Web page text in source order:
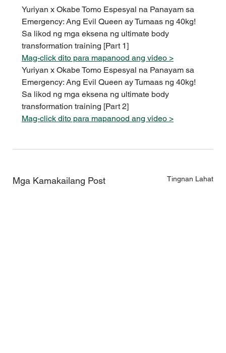
Yuriyan x Okabe Tomo Espesyal na Panayam sa
Emergency: Ang Evil Queen ay Tumaas ng 40kg!
Sa likod ng mga eksena ng ultimate body
transformation training [Part 1]
Mag-click dito para mapanood ang video >
Yuriyan x Okabe Tomo Espesyal na Panayam sa
Emergency: Ang Evil Queen ay Tumaas ng 40kg!
Sa likod ng mga eksena ng ultimate body
transformation training [Part 2]
Mag-click dito para mapanood ang video >
Mga Kamakailang Post Tingnan Lahat